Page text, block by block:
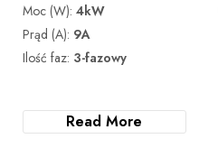
Moc (W): 4kW
Prąd (A): 9A
Ilość faz: 3-fazowy
Read More